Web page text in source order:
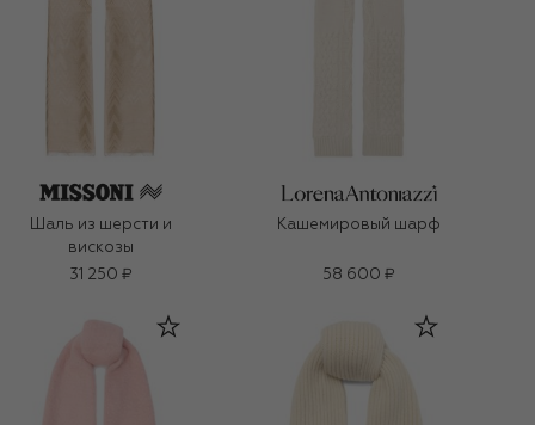
Шаль из шерсти и
вискозы
31 250 ₽
Кашемировый шарф
58 600 ₽